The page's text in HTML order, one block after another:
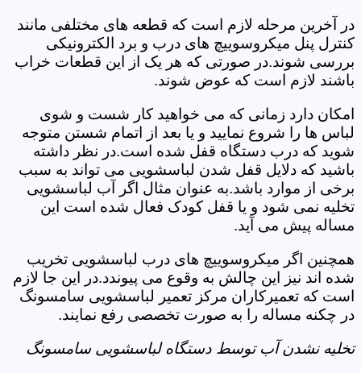
در آخرین مرحله لازم است که قطعه های مختلفی مانند
کنترل پنل میکروسوییچ های درب و برد الکترونیکی
بررسی شوند.در صورتی که هر یک از این قطعات خراب
باشند لازم است که عوض شوند.
امکان دارد زمانی که می خواهید کار شست و شوی
لباس ها را شروع نمایید و یا بعد از اتمام شستن متوجه
شوید که درب دستگاه قفل شده است.در نظر داشته
باشید که دلایل قفل شدن لباسشویی می تواند به سبب
برخی از موارد باشد.به عنوان مثال اگر آب لباسشویی
تخلیه نمی شود و یا قفل کودک فعال شده است این
مساله پیش می آید.
همچنین اگر میکروسوییچ های درب لباسشویی تخریب
شده اند نیز این چالش به وقوع می پیوندد.در این جا لازم
است که تعمیرکاران مرکز تعمیر لباسشویی سامسونگ
در چکنه مساله را به صورت تخصصی رفع نمایند.
تخلیه نشدن آب توسط دستگاه لباسشویی سامسونگ